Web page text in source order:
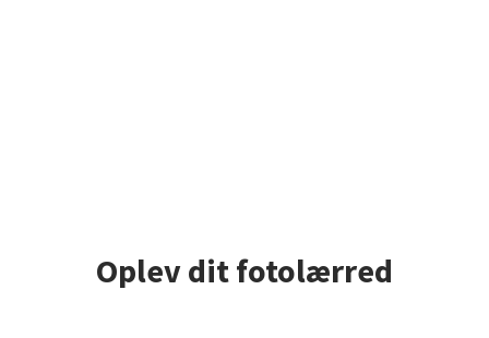
Oplev dit fotolærred